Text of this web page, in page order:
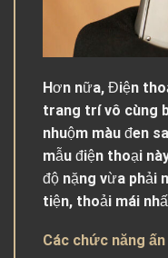
Hơn nữa, Điện
trang trí vô cùng
nhuộm màu đen
mẫu điện thoại
độ nặng vừa phải
tiện, thoải mái
Các chức năng